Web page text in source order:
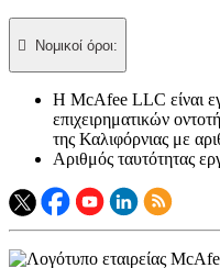
 Νομικοί όροι:​
Η McAfee LLC είναι
επιχειρηματικών
της Καλιφόρνιας με
Αριθμός ταυτότητας